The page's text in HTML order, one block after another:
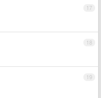
17
18
19